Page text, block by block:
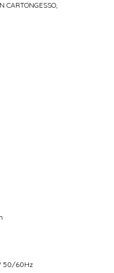
CARTONGESSO,
50/60Hz